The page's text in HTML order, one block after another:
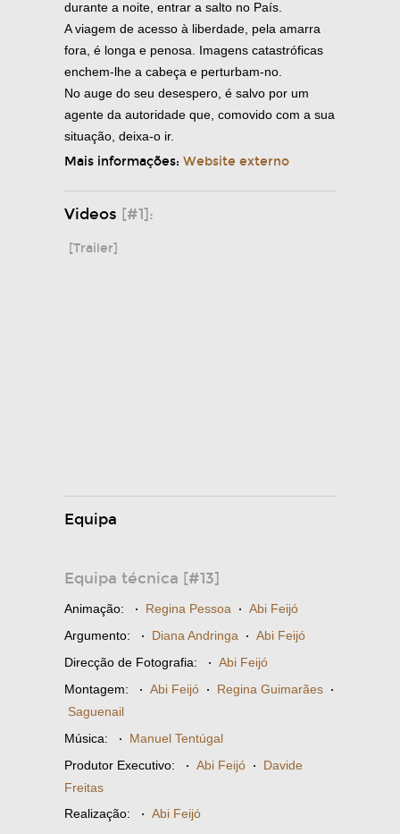
durante a noite, entrar a salto no País.
A viagem de acesso à liberdade, pela amarra
fora, é longa e penosa. Imagens catastróficas
enchem-lhe a cabeça e perturbam-no.
No auge do seu desespero, é salvo por um
agente da autoridade que, comovido com a sua
situação, deixa-o ir.
Mais informações: Website externo
Videos [#1]:
[Trailer]
Equipa
Equipa técnica [#13]
Animação: · Regina Pessoa · Abi Feijó
Argumento: · Diana Andringa · Abi Feijó
Direcção de Fotografia: · Abi Feijó
Montagem: · Abi Feijó · Regina Guimarães ·
Saguenail
Música: · Manuel Tentúgal
Produtor Executivo: · Abi Feijó · Davide
Freitas
Realização: · Abi Feijó